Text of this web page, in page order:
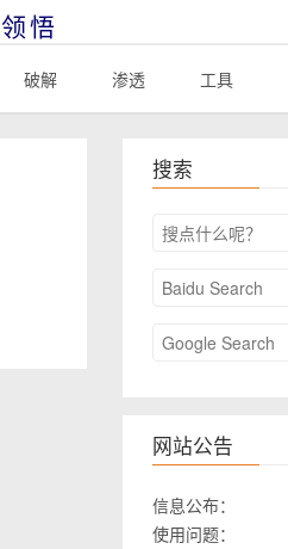
悟
破解 渗透 工具
搜索
网站公告
信息公布：
使用问题：